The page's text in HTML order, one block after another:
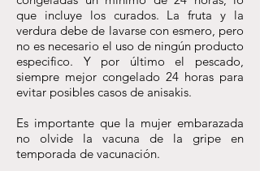
que incluye los curados. La fruta y la
verdura debe de lavarse con esmero, pero
no es necesario el uso de ningún producto
especifico. Y por último el pescado,
siempre mejor congelado 24 horas para
evitar posibles casos de anisakis.
Es importante que la mujer embarazada
no olvide la vacuna de la gripe en
temporada de vacunación.